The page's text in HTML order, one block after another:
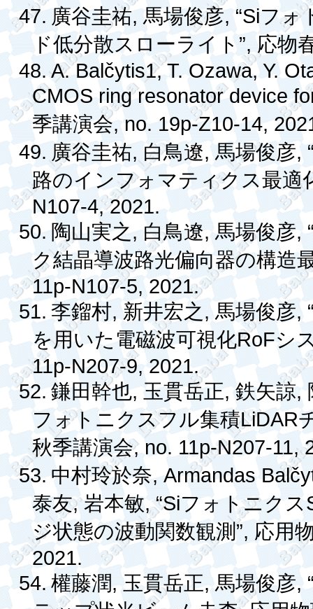
47.廣谷圭祐,馬場俊彦, “Siフォ
ド低分散スローライト”,応物
48.A. Balčytis1, T. Ozawa, Y.
CMOS ring resonator device
季講演会, no. 19p-Z10-14,
49. 廣谷圭祐,白鳥遼,馬場俊彦,
路のインフォマティクス最適
N107-4, 2021.
50.陶山実之,白鳥遼,馬場俊彦,
ク結晶導波路光偏向器の構造
11p-N107-5, 2021.
51. 李鎦村,新井宏之,馬場俊彦,
を用いた電磁波可視化RoFシ
11p-N207-9, 2021.
52.鎌田幹也,玉貫岳正,鉄矢諒,
フォトニクスフル集積LiDAR
秋季講演会, no. 11p-N207-11,
53.中村玲於奈, Armandas
泰友,岩本敏, “Siフォトニクス
ジ状態の波動関数観測”, 応用
2021.
54.權藤潤,玉貫岳正,馬場俊彦,